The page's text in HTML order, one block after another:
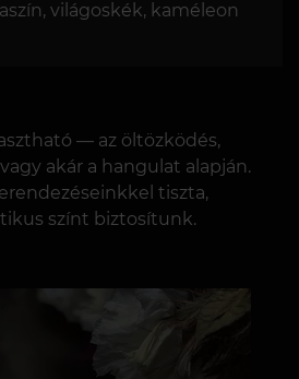
világoskék, kaméleon
— az öltözködés,
akár a hangulat alapján.
tiszta,
színt biztosítunk.